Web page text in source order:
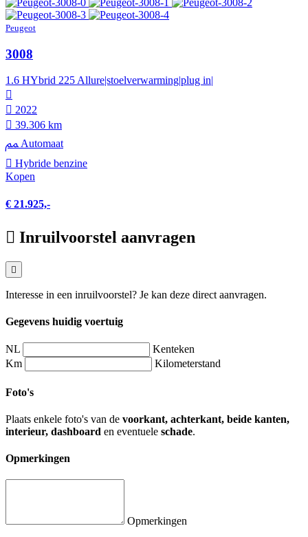
Peugeot
3008
1.6 HYbrid 225 Allure|stoelverwarming|plug in|
2022
39.306 km
Automaat
Hybride benzine
Kopen
€ 21.925,-
Inruilvoorstel aanvragen
Interesse in een inruilvoorstel? Je kan deze direct aanvragen.
Gegevens huidig voertuig
NL
Kenteken
Km
Kilometerstand
Foto's
Plaats enkele foto's van de voorkant, achterkant, beide kanten,
interieur, dashboard en eventuele schade.
Opmerkingen
Opmerkingen